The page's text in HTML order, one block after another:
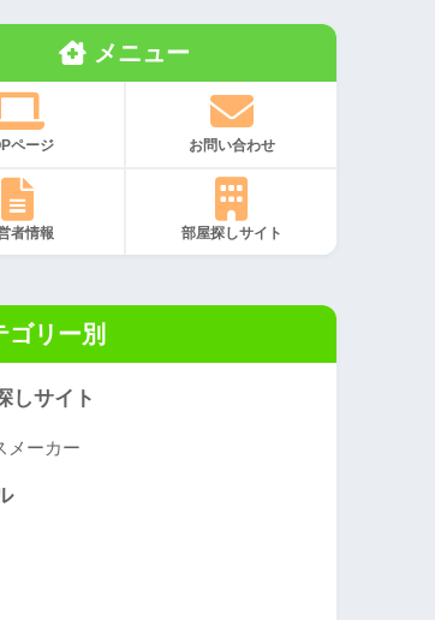
メニュー
ページ お問い合わせ
者情報 部屋探しサイト
ゴリー別
しサイト
メーカー